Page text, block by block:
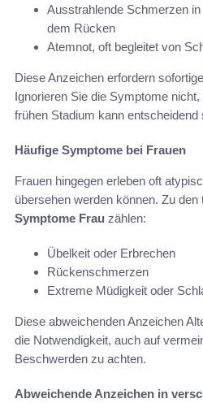
Ausstrahlende Schmerzen
dem Rücken
Atemnot, oft begleitet von
Diese Anzeichen erfordern
Ignorieren Sie die Symptome
frühen Stadium kann entscheidend
Häufige Symptome bei Frauen
Frauen hingegen erleben oft
übersehen werden können. Zu den
Symptome Frau zählen:
Übelkeit oder Erbrechen
Rückenschmerzen
Extreme Müdigkeit oder
Diese abweichenden Anzeichen
die Notwendigkeit, auch auf
Beschwerden zu achten.
Abweichende Anzeichen in